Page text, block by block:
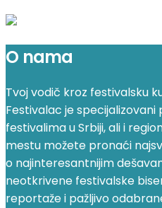
O nama
Tvoj vodič kroz festivalsku
Festivalac je
festivalima u Srbiji, ali i
mestu možete pronaći
o najinteresantnijim
neotkrivene festivalske
reportaže i pažljivo